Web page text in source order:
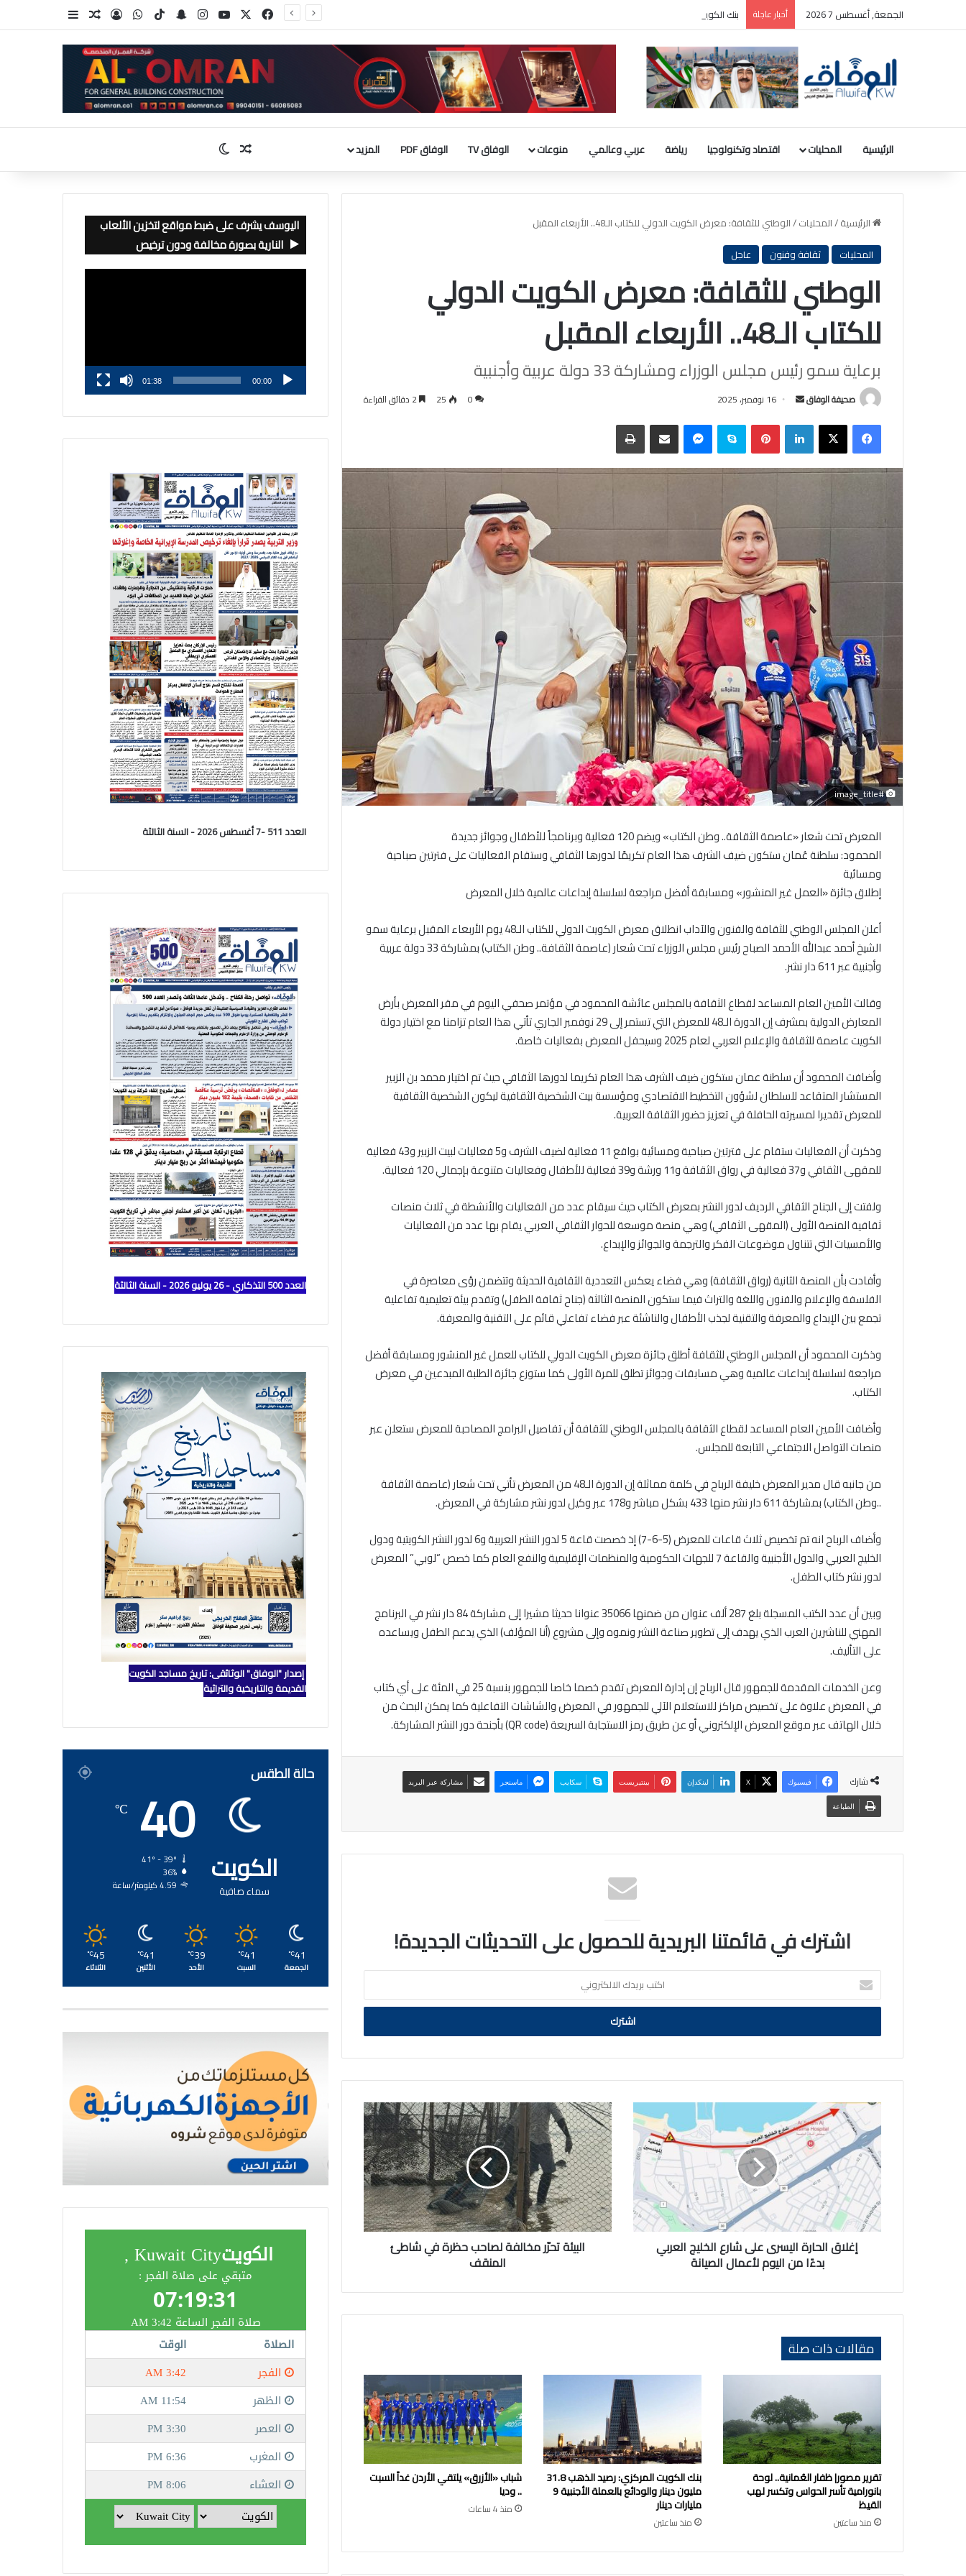
الجمعة, أغسطس 7 2026 أخبار عاجلة بنك الكويت المركزي: رصيد الذهب 31.8 مليون دينار والودائع بالعملة الأجنبية 9 مليارات دينار فيسبوك ‫YouTubeانستقرامسناب تشات
‫TikTokواتسابتسجيل الدخول
مقال عشوائي
إضافة عمود
الرئيسية المحليات اقتصاد وتكنولوجيا رياضة عربي وعالمي منوعات الوفاق TV الوفاق PDF المزيد مقال عشوائي
الوضع المظلم
الرئيسية/المحليات/الوطني للثقافة: معرض الكويت الدولي للكتاب الـ48.. الأربعاء المقبل
المحليات
ثقافة وفنون عاجل
الوطني للثقافة: معرض الكويت الدولي
للكتاب الـ48.. الأربعاء المقبل
برعاية سمو رئيس مجلس الوزراء ومشاركة 33 دولة عربية وأجنبية
صحيفة الوفاق
أرسل
إلكترونيا
16 نوفمبر، 2025 0
25
فيسبوك‫X لينكدإن بينتيريستسكايب ماسنجر مشاركة عبر البريد الطباعة
#image_title
المعرض تحت شعار «عاصمة الثقافة.. وطن الكتاب» ويضم 120 فعالية وبرنامجاً للأطفال وجوائز جديدة
المحمود: سلطنة عُمان ستكون ضيف الشرف هذا العام تكريمًا لدورها الثقافي وستقام الفعاليات على فترتين صباحية
ومسائية
إطلاق جائزة «العمل غير المنشور» ومسابقة أفضل مراجعة لسلسلة إبداعات عالمية خلال المعرض
أعلن المجلس الوطني للثقافة والفنون والآداب انطلاق معرض الكويت الدولي للكتاب الـ48 يوم الأربعاء المقبل برعاية سمو
الشيخ أحمد عبدالله الأحمد الصباح رئيس مجلس الوزراء تحت شعار (عاصمة الثقافة.. وطن الكتاب) بمشاركة 33 دولة عربية
وأجنبية عبر 611 دار نشر.
وقالت الأمين العام المساعد لقطاع الثقافة بالمجلس عائشة المحمود في مؤتمر صحفي اليوم في مقر المعرض بأرض
المعارض الدولية بمشرف إن الدورة الـ48 للمعرض التي تستمر إلى 29 نوفمبر الجاري تأتي هذا العام تزامنا مع اختيار دولة
الكويت عاصمة للثقافة والإعلام العربي لعام 2025 وسيحفل المعرض بفعاليات خاصة.
وأضافت المحمود أن سلطنة عمان ستكون ضيف الشرف هذا العام تكريما لدورها الثقافي حيث تم اختيار محمد بن الزبير
المستشار المتقاعد للسلطان لشؤون التخطيط الاقتصادي ومؤسسة بيت الشخصية الثقافية ليكون الشخصية الثقافية
للمعرض تقديرا لمسيرته الحافلة في تعزيز حضور الثقافة العربية.
وذكرت أن الفعاليات ستقام على فترتين صباحية ومسائية بواقع 11 فعالية لضيف الشرف و5 فعاليات لبيت الزبير و43 فعالية
للمقهى الثقافي و37 فعالية في رواق الثقافة و11 ورشة و39 فعالية للأطفال وفعاليات متنوعة بإجمالي 120 فعالية.
ولفتت إلى الجناح الثقافي الرديف لدور النشر بمعرض الكتاب حيث سيقام عدد من الفعاليات والأنشطة في ثلاث منصات
ثقافية المنصة الأولى (المقهى الثقافي) وهي منصة موسعة للحوار الثقافي العربي يقام بها عدد من الفعاليات
والأمسيات التي تتناول موضوعات الفكر والترجمة والجوائز والإبداع.
وأفادت بأن المنصة الثانية (رواق الثقافة) وهي فضاء يعكس التعددية الثقافية الحديثة وتتضمن رؤى معاصرة في
الفلسفة والإعلام والفنون واللغة والتراث فيما ستكون المنصة الثالثة (جناح ثقافة الطفل) وتقدم بيئة تعليمية تفاعلية
تجمع بين الإبداع والمعرفة والتقنية لجذب الأطفال والناشئة عبر فضاء تفاعلي قائم على التقنية والمعرفة.
وذكرت المحمود أن المجلس الوطني للثقافة أطلق جائزة معرض الكويت الدولي للكتاب للعمل غير المنشور ومسابقة أفضل
مراجعة لسلسلة إبداعات عالمية وهي مسابقات وجوائز تطلق للمرة الأولى كما ستوزع جائزة الطلبة المبدعين في معرض
الكتاب.
وأضافت الأمين العام المساعد لقطاع الثقافة بالمجلس الوطني للثقافة أن تفاصيل البرامج المصاحبة للمعرض ستعلن عبر
منصات التواصل الاجتماعي التابعة للمجلس.
من جانبه قال مدير المعرض خليفة الرباح في كلمة مماثلة إن الدورة الـ48 من المعرض تأتي تحت شعار (عاصمة الثقافة
..وطن الكتاب) بمشاركة 611 دار نشر منها 433 بشكل مباشر و178 عبر وكيل لدور نشر مشاركة في المعرض.
وأضاف الرباح انه تم تخصيص ثلاث قاعات للمعرض (5-6-7) إذ خصصت قاعة 5 لدور النشر العربية و6 لدور النشر الكويتية ودول
الخليج العربي والدول الأجنبية والقاعة 7 للجهات الحكومية والمنظمات الإقليمية والنفع العام كما خصص “لوبي” المعرض
لدور نشر كتاب الطفل.
وبين أن عدد الكتب المسجلة بلغ 287 ألف عنوان من ضمنها 35066 عنوانا حديثا مشيرا إلى مشاركة 84 دار نشر في البرنامج
المهني للناشرين العرب الذي يهدف إلى تطوير صناعة النشر ونموه وإلى مشروع (أنا المؤلف) الذي يدعم الطفل ويساعده
على التأليف.
وعن الخدمات المقدمة للجمهور قال الرباح إن إدارة المعرض تقدم خصما خاصا للجمهور بنسبة 25 في المئة على أي كتاب
في المعرض علاوة على تخصيص مراكز للاستعلام الآلي للجمهور في المعرض والشاشات التفاعلية كما يمكن البحث من
خلال الهاتف عبر موقع المعرض الإلكتروني أو عن طريق رمز الاستجابة السريعة (QR code) بأجنحة دور النشر المشاركة.
شارك فيسبوك ‫X لينكدإن بينتيريست سكايب ماسنجر مشاركة عبر البريد
الطباعة
اشترك في قائمتنا البريدية للحصول على التحديثات الجديدة!
اكتب
بريدك
الالكتروني
إغلاق
الحارة
اليسرى
على
شارع
الخليج
العربي
بدءًا
من
لأعمال
إغلاق الحارة اليسرى على شارع الخليج العربي
بدءًا من اليوم لأعمال الصيانة
البيئة
تحرّر
مخالفة
لصاحب
حظرة
في
شاطئ
المنقف
البيئة تحرّر مخالفة لصاحب حظرة في شاطئ
المنقف
مقالات ذات صلة
تقرير مصور| ظفار العُمانية.. لوحة
بانورامية تأسر الحواس وتكسر لهب
القيظ
منذ ساعتين
بنك الكويت المركزي: رصيد الذهب 31.8
مليون دينار والودائع بالعملة الأجنبية 9
مليارات دينار
منذ ساعتين
شباب «الأزرق» يلتقي الأردن غداً السبت
.. وديا
منذ 4 ساعات
اليوسف يشرف على ضبط مواقع لتخزين الألعاب
النارية بصورة مخالفة ودون ترخيص
00:00
01:38
العدد 511 -7 أغسطس 2026 - السنة الثالثة
العدد 500 التذكاري - 26 يوليو 2026 - السنة الثالثة
إصدار "الوفاق" الوثائقي: تاريخ مساجد الكويت
القديمة والتاريخية والتراثية
حالة الطقس
الكويت
سماء صافية
40
℃
36%
4.59 كيلومتر/ساعة
41
℃
الجمعة
41
℃
السبت
39
℃
الأحد
41
℃
الأثنين
45
℃
الثلاثاء